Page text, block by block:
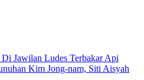
Jawilan Ludes Terbakar Api
Kim Jong-nam, Siti Aisyah